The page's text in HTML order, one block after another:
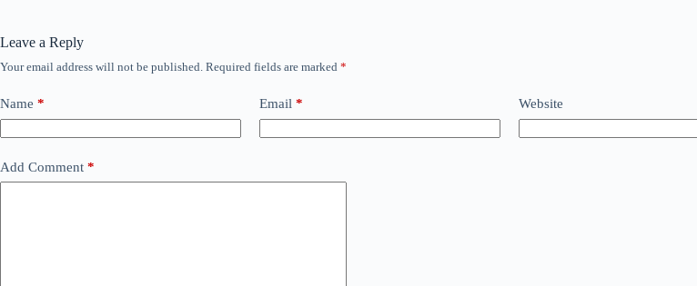
Leave a Reply
Your email address will not be published. Required fields are marked *
Name * Email * Website
Add Comment *